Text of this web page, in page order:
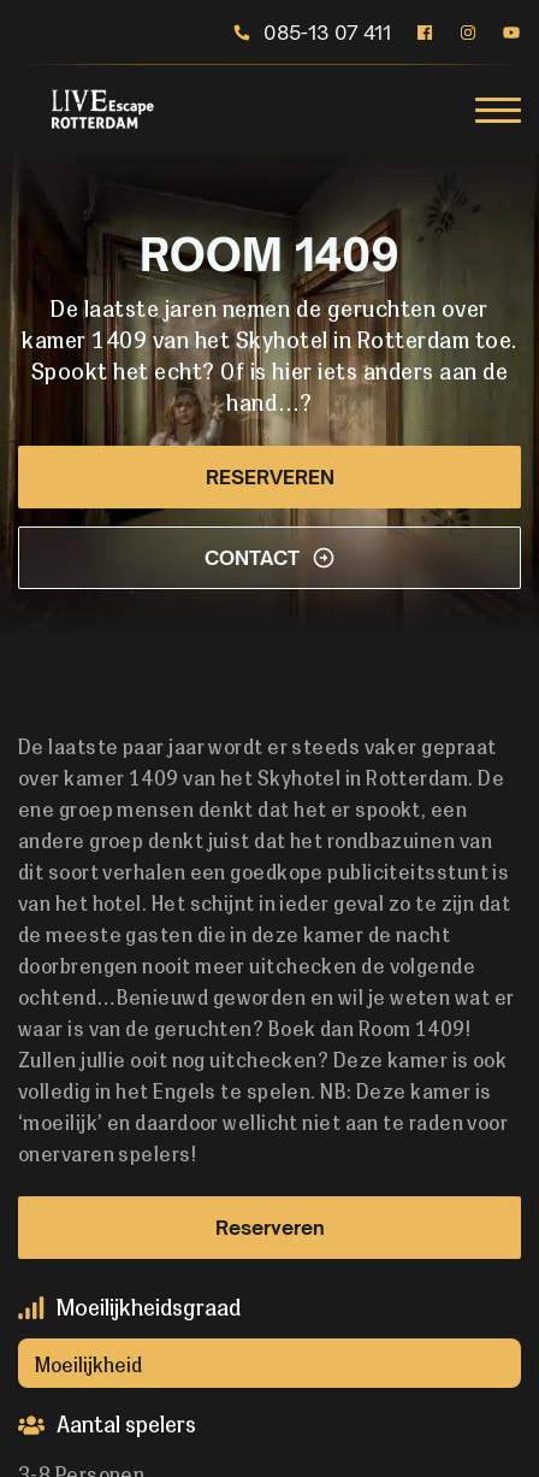
085-13 07 411
ROOM 1409
De laatste jaren nemen de geruchten over
kamer 1409 van het Skyhotel in Rotterdam toe.
Spookt het echt? Of is hier iets anders aan de
hand…?
RESERVEREN
CONTACT
De laatste paar jaar wordt er steeds vaker gepraat
over kamer 1409 van het Skyhotel in Rotterdam. De
ene groep mensen denkt dat het er spookt, een
andere groep denkt juist dat het rondbazuinen van
dit soort verhalen een goedkope publiciteitsstunt is
van het hotel. Het schijnt in ieder geval zo te zijn dat
de meeste gasten die in deze kamer de nacht
doorbrengen nooit meer uitchecken de volgende
ochtend…Benieuwd geworden en wil je weten wat er
waar is van de geruchten? Boek dan Room 1409!
Zullen jullie ooit nog uitchecken? Deze kamer is ook
volledig in het Engels te spelen. NB: Deze kamer is
‘moeilijk’ en daardoor wellicht niet aan te raden voor
onervaren spelers!
Reserveren
Moeilijkheidsgraad
Moeilijkheid
Aantal spelers